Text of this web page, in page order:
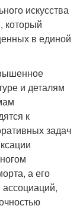
искусства
который
в единой
и деталям
к
задач
а его